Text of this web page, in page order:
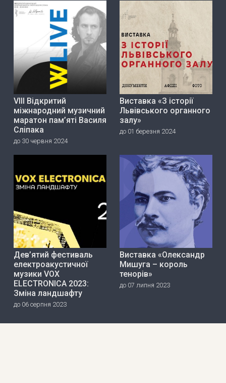
VIII Відкритий
міжнародний музичний
маратон пам’яті Василя
Сліпака
до 30 червня 2024
Виставка «З історії
Львівського органного
залу»
до 01 березня 2024
Дев’ятий фестиваль
електроакустичної
музики VOX
ELECTRONICA 2023:
Зміна ландшафту
до 06 серпня 2023
Виставка «Олександр
Мишуга – король
тенорів»
до 07 липня 2023